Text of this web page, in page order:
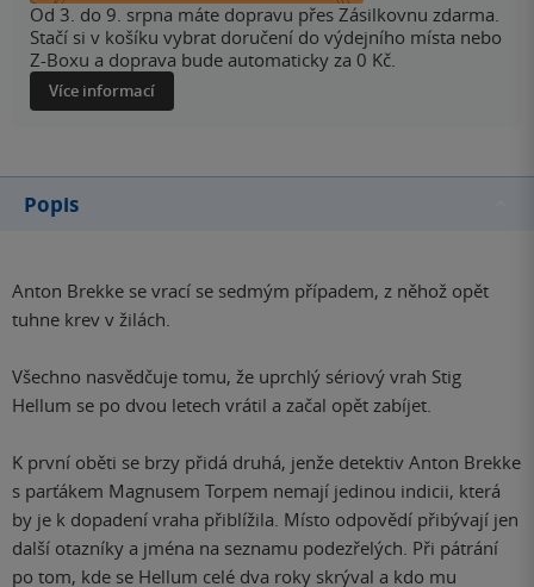
Od 3. do 9. srpna máte dopravu přes Zásilkovnu zdarma.
Stačí si v košíku vybrat doručení do výdejního místa nebo
Z-Boxu a doprava bude automaticky za 0 Kč.
Více informací
Popis
Anton Brekke se vrací se sedmým případem, z něhož opět
tuhne krev v žilách.
Všechno nasvědčuje tomu, že uprchlý sériový vrah Stig
Hellum se po dvou letech vrátil a začal opět zabíjet.
K první oběti se brzy přidá druhá, jenže detektiv Anton Brekke
s parťákem Magnusem Torpem nemají jedinou indicii, která
by je k dopadení vraha přiblížila. Místo odpovědí přibývají jen
další otazníky a jména na seznamu podezřelých. Při pátrání
po tom, kde se Hellum celé dva roky skrýval a kdo mu